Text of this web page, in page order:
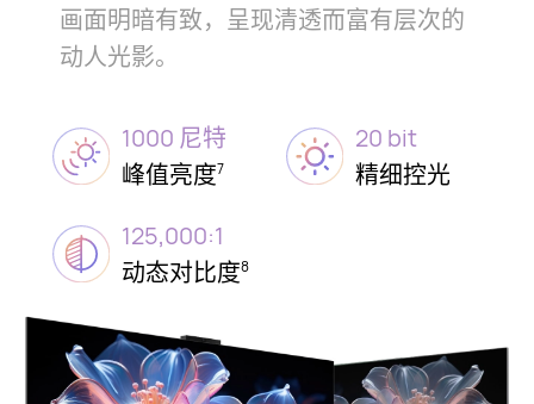
画面明暗有致，呈现清透而富有层次的
动人光⁠影。
1000 尼特
峰值亮度7
20 bit
精细控光
125,000:1
动态对比度8